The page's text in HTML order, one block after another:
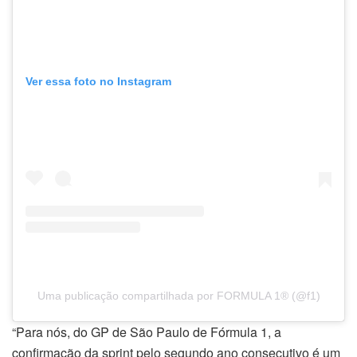
Ver essa foto no Instagram
Uma publicação compartilhada por FORMULA 1® (@f1)
“Para nós, do GP de São Paulo de Fórmula 1, a
confirmação da sprint pelo segundo ano consecutivo é um